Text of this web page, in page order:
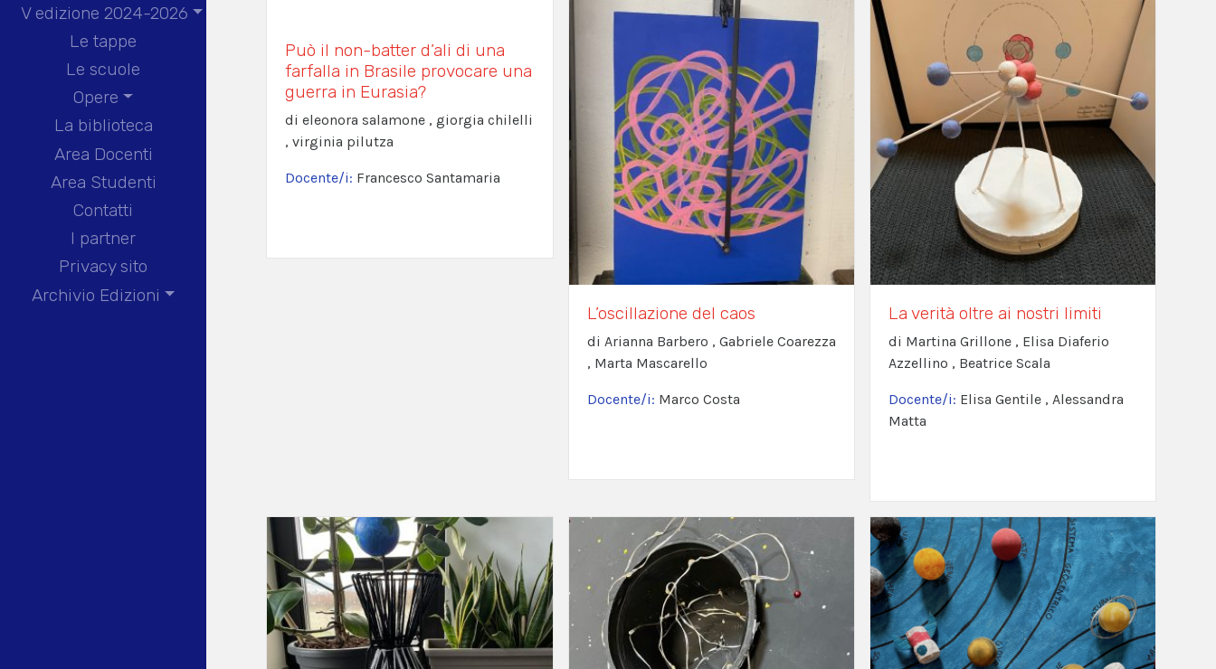
V edizione 2024-2026
Le tappe
Le scuole
Opere
La biblioteca
Area Docenti
Area Studenti
Contatti
I partner
Privacy sito
Archivio Edizioni
Può il non-batter d’ali di una
farfalla in Brasile provocare una
guerra in Eurasia?
di eleonora salamone , giorgia chilelli
, virginia pilutza
Docente/i: Francesco Santamaria
L’oscillazione del caos
di Arianna Barbero , Gabriele Coarezza
, Marta Mascarello
Docente/i: Marco Costa
La verità oltre ai nostri limiti
di Martina Grillone , Elisa Diaferio
Azzellino , Beatrice Scala
Docente/i: Elisa Gentile , Alessandra
Matta